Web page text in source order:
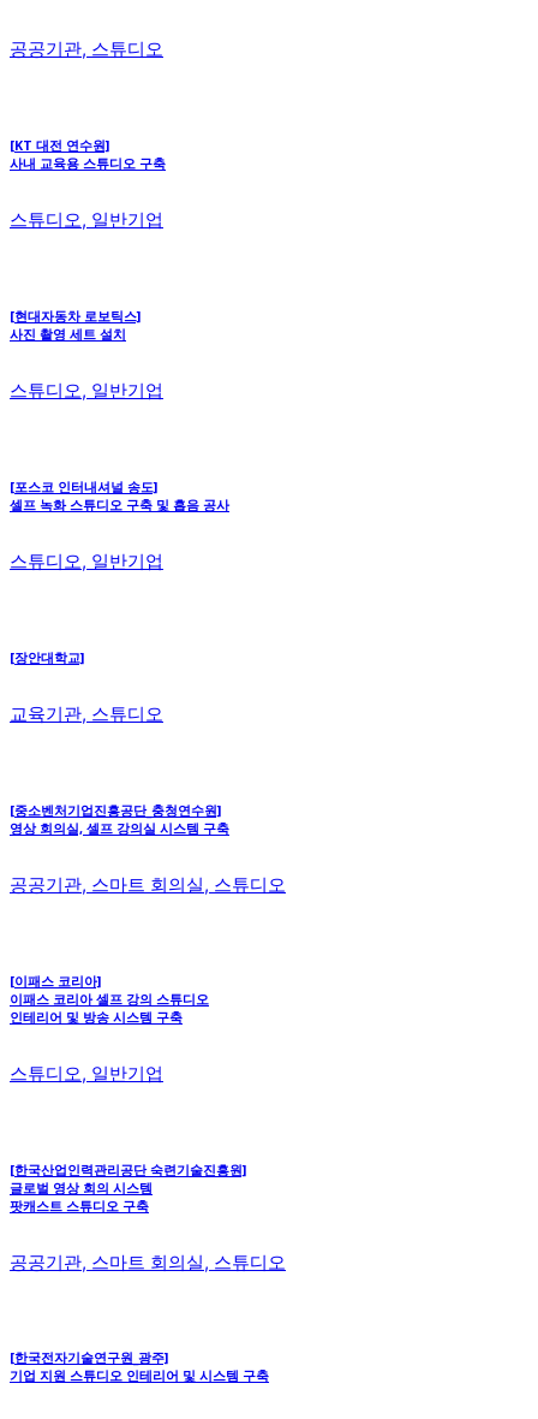
공공기관, 스튜디오
[KT 대전 연수원]
사내 교육용 스튜디오 구축
스튜디오, 일반기업
[현대자동차 로보틱스]
사진 촬영 세트 설치
스튜디오, 일반기업
[포스코 인터내셔널 송도]
셀프 녹화 스튜디오 구축 및 흡음 공사
스튜디오, 일반기업
[장안대학교]
교육기관, 스튜디오
[중소벤처기업진흥공단_충청연수원]
영상 회의실, 셀프 강의실 시스템 구축
공공기관, 스마트 회의실, 스튜디오
[이패스 코리아]
이패스 코리아 셀프 강의 스튜디오
인테리어 및 방송 시스템 구축
스튜디오, 일반기업
[한국산업인력관리공단 숙련기술진흥원]
글로벌 영상 회의 시스템
팟캐스트 스튜디오 구축
공공기관, 스마트 회의실, 스튜디오
[한국전자기술연구원_광주]
기업 지원 스튜디오 인테리어 및 시스템 구축